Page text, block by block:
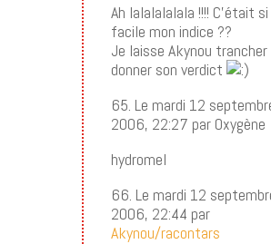
Ah lalalalalala !!!! C’était si
facile mon indice ??
Je laisse Akynou
donner son verdict
65. Le mardi 12
2006, 22:27 par Oxygène
hydromel
66. Le mardi 12
2006, 22:44 par
Akynou/racontars